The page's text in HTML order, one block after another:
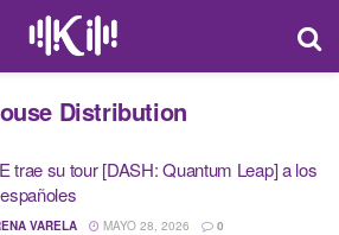
Distribution
trae su tour [DASH: Quantum Leap] a los
VARELA MAYO 28, 2026 0